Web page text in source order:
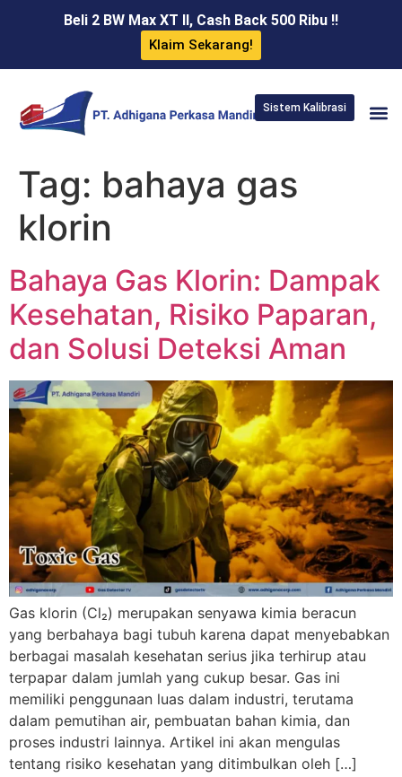
Beli 2 BW Max XT II, Cash Back 500 Ribu !!
Klaim Sekarang!
Sistem Kalibrasi
Tag: bahaya gas
klorin
Bahaya Gas Klorin: Dampak
Kesehatan, Risiko Paparan,
dan Solusi Deteksi Aman
Gas klorin (Cl₂) merupakan senyawa kimia beracun
yang berbahaya bagi tubuh karena dapat menyebabkan
berbagai masalah kesehatan serius jika terhirup atau
terpapar dalam jumlah yang cukup besar. Gas ini
memiliki penggunaan luas dalam industri, terutama
dalam pemutihan air, pembuatan bahan kimia, dan
proses industri lainnya. Artikel ini akan mengulas
tentang risiko kesehatan yang ditimbulkan oleh […]